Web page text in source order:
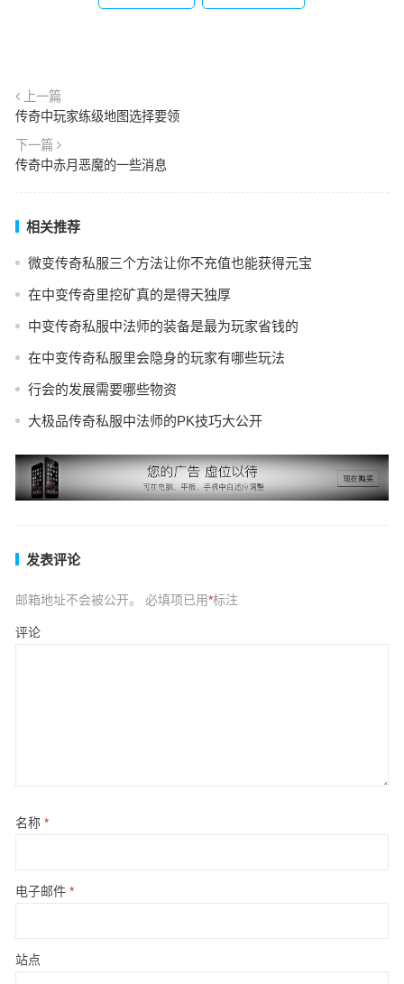
上一篇
传奇中玩家练级地图选择要领
下一篇
传奇中赤月恶魔的一些消息
相关推荐
微变传奇私服三个方法让你不充值也能获得元宝
在中变传奇里挖矿真的是得天独厚
中变传奇私服中法师的装备是最为玩家省钱的
在中变传奇私服里会隐身的玩家有哪些玩法
行会的发展需要哪些物资
大极品传奇私服中法师的PK技巧大公开
发表评论
邮箱地址不会被公开。 必填项已用*标注
评论
名称 *
电子邮件 *
站点